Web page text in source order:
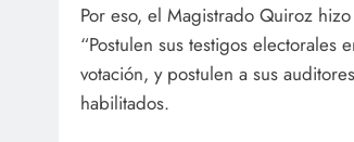
Por eso, el Magistrado Quiroz
“Postulen sus testigos electorales
votación, y postulen a sus
habilitados.